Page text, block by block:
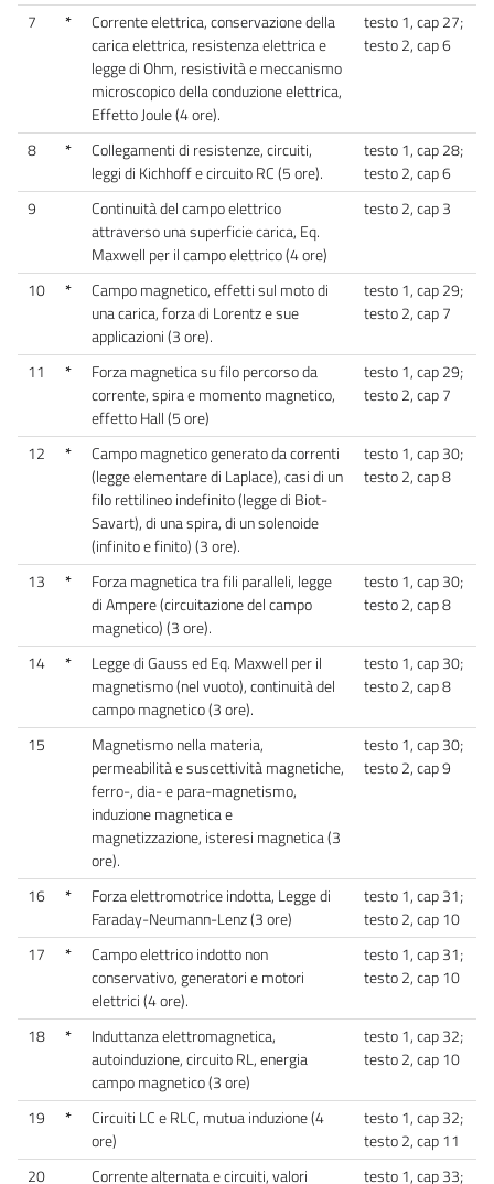
7 *
Corrente elettrica, conservazione della
carica elettrica, resistenza elettrica e
legge di Ohm, resistività e meccanismo
microscopico della conduzione elettrica,
Effetto Joule (4 ore).
testo 1, cap 27;
testo 2, cap 6
8 *
Collegamenti di resistenze, circuiti,
leggi di Kichhoff e circuito RC (5 ore).
testo 1, cap 28;
testo 2, cap 6
9
Continuità del campo elettrico
attraverso una superficie carica, Eq.
Maxwell per il campo elettrico (4 ore)
testo 2, cap 3
10 *
Campo magnetico, effetti sul moto di
una carica, forza di Lorentz e sue
applicazioni (3 ore).
testo 1, cap 29;
testo 2, cap 7
11 *
Forza magnetica su filo percorso da
corrente, spira e momento magnetico,
effetto Hall (5 ore)
testo 1, cap 29;
testo 2, cap 7
12 *
Campo magnetico generato da correnti
(legge elementare di Laplace), casi di un
filo rettilineo indefinito (legge di Biot-
Savart), di una spira, di un solenoide
(infinito e finito) (3 ore).
testo 1, cap 30;
testo 2, cap 8
13 *
Forza magnetica tra fili paralleli, legge
di Ampere (circuitazione del campo
magnetico) (3 ore).
testo 1, cap 30;
testo 2, cap 8
14 *
Legge di Gauss ed Eq. Maxwell per il
magnetismo (nel vuoto), continuità del
campo magnetico (3 ore).
testo 1, cap 30;
testo 2, cap 8
15
Magnetismo nella materia,
permeabilità e suscettività magnetiche,
ferro-, dia- e para-magnetismo,
induzione magnetica e
magnetizzazione, isteresi magnetica (3
ore).
testo 1, cap 30;
testo 2, cap 9
16 *
Forza elettromotrice indotta, Legge di
Faraday-Neumann-Lenz (3 ore)
testo 1, cap 31;
testo 2, cap 10
17
*
Campo elettrico indotto non
conservativo, generatori e motori
elettrici (4 ore).
testo 1, cap 31;
testo 2, cap 10
18 *
Induttanza elettromagnetica,
autoinduzione, circuito RL, energia
campo magnetico (3 ore)
testo 1, cap 32;
testo 2, cap 10
19 *
Circuiti LC e RLC, mutua induzione (4
ore)
testo 1, cap 32;
testo 2, cap 11
20
Corrente alternata e circuiti, valori
testo 1, cap 33;